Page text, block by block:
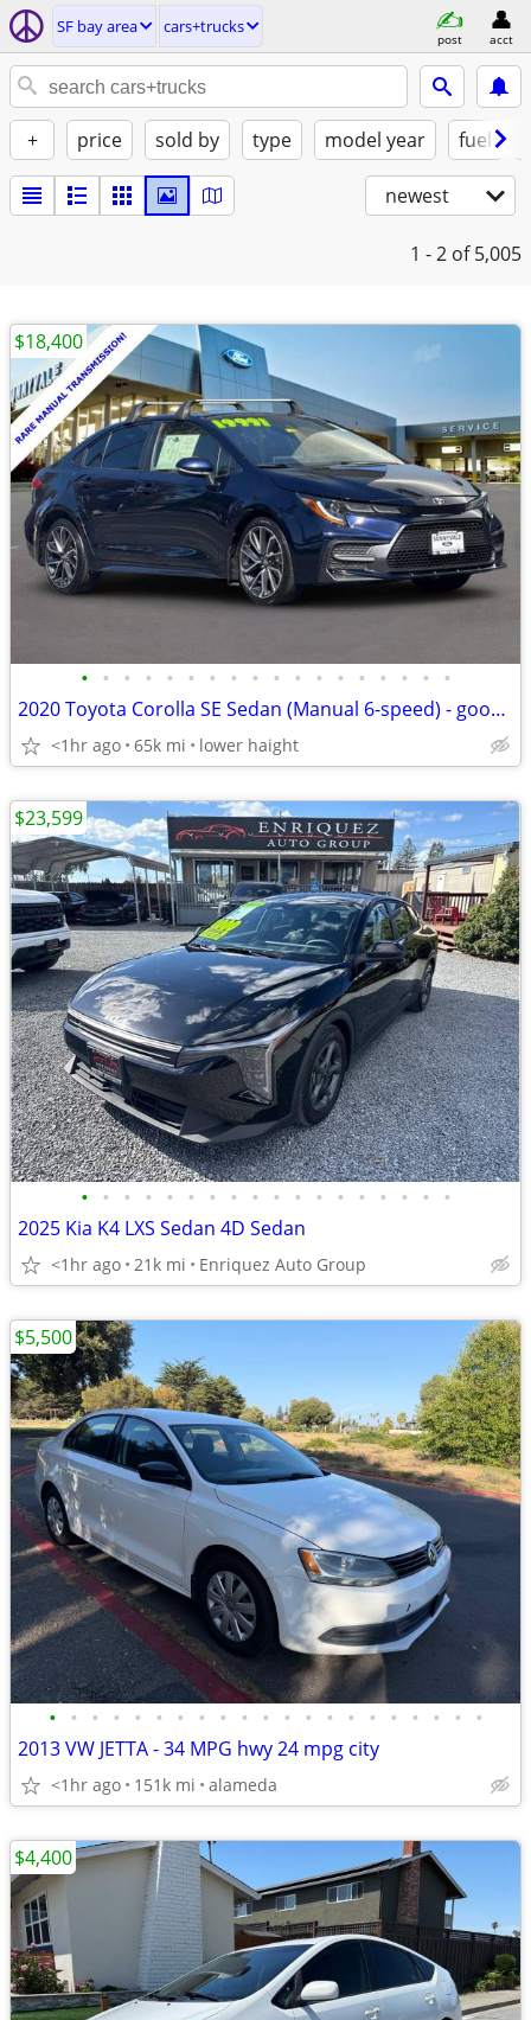
SF bay area cars+trucks
post acct
+ price sold by type model year fuel
newest
1 - 2 of 5,005
• • • • • • • • • • • • • • • • • •
2020 Toyota Corolla SE Sedan (Manual 6-speed) - good condition
<1hr ago 65k mi lower haight
$18,400
• • • • • • • • • • • • • • • • • •
2025 Kia K4 LXS Sedan 4D Sedan
<1hr ago 21k mi Enriquez Auto Group
$23,599
• • • • • • • • • • • • • • • • • • • • •
2013 VW JETTA - 34 MPG hwy 24 mpg city
<1hr ago 151k mi alameda
$5,500
$4,400